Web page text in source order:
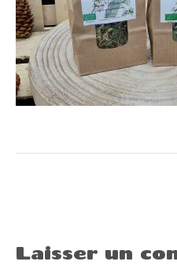
l’article
Laisser un